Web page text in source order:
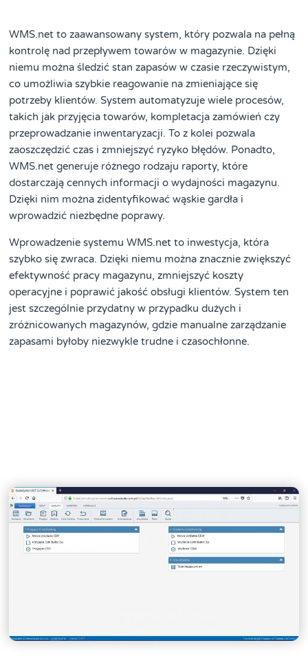
WMS.net to zaawansowany system, który pozwala na pełną
kontrolę nad przepływem towarów w magazynie. Dzięki
niemu można śledzić stan zapasów w czasie rzeczywistym,
co umożliwia szybkie reagowanie na zmieniające się
potrzeby klientów. System automatyzuje wiele procesów,
takich jak przyjęcia towarów, kompletacja zamówień czy
przeprowadzanie inwentaryzacji. To z kolei pozwala
zaoszczędzić czas i zmniejszyć ryzyko błędów. Ponadto,
WMS.net generuje różnego rodzaju raporty, które
dostarczają cennych informacji o wydajności magazynu.
Dzięki nim można zidentyfikować wąskie gardła i
wprowadzić niezbędne poprawy.
Wprowadzenie systemu WMS.net to inwestycja, która
szybko się zwraca. Dzięki niemu można znacznie zwiększyć
efektywność pracy magazynu, zmniejszyć koszty
operacyjne i poprawić jakość obsługi klientów. System ten
jest szczególnie przydatny w przypadku dużych i
zróżnicowanych magazynów, gdzie manualne zarządzanie
zapasami byłoby niezwykle trudne i czasochłonne.